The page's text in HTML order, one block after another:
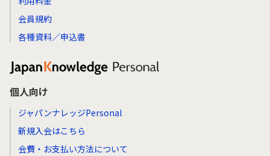
会員規約
各種資料／申込書
個人向け
ジャパンナレッジPersonal
新規入会はこちら
会費・お支払い方法について